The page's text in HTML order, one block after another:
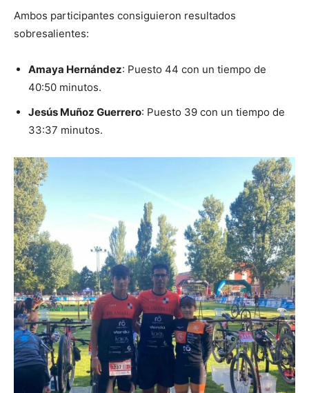
Ambos participantes consiguieron resultados
sobresalientes:
Amaya Hernández: Puesto 44 con un tiempo de
40:50 minutos.
Jesús Muñoz Guerrero: Puesto 39 con un tiempo de
33:37 minutos.